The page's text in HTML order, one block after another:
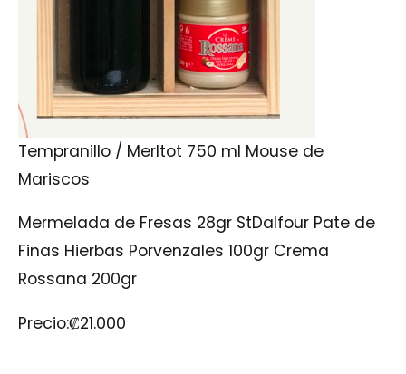
Tempranillo / Merltot 750 ml Mouse de
Mariscos
Mermelada de Fresas 28gr StDalfour Pate de
Finas Hierbas Porvenzales 100gr Crema
Rossana 200gr
Precio:₡21.000